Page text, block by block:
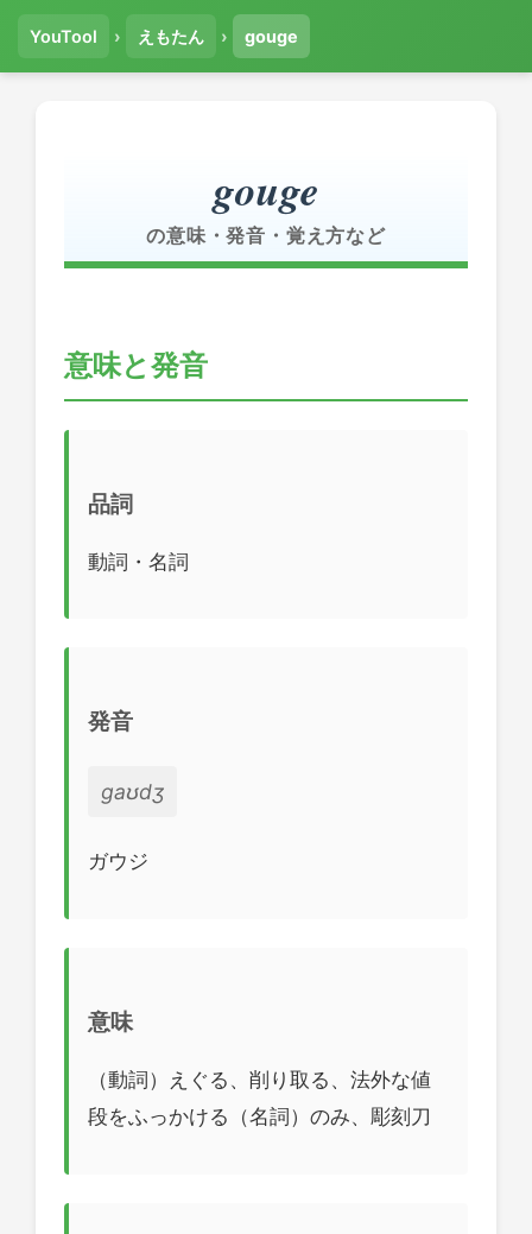
YouTool › えもたん › gouge
gouge
の意味・発音・覚え方など
意味と発音
品詞
動詞・名詞
発音
ɡaʊdʒ
ガウジ
意味
（動詞）えぐる、削り取る、法外な値
段をふっかける（名詞）のみ、彫刻刀